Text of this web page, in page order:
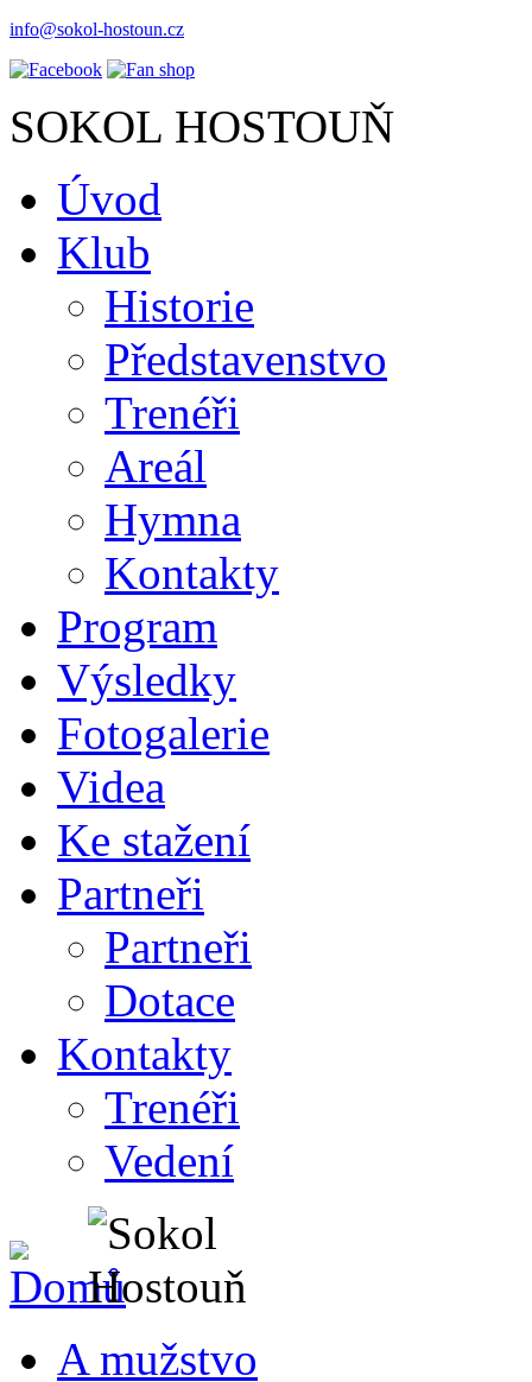
info@sokol-hostoun.cz
SOKOL HOSTOUŇ
Úvod
Klub
Historie
Představenstvo
Trenéři
Areál
Hymna
Kontakty
Program
Výsledky
Fotogalerie
Videa
Ke stažení
Partneři
Partneři
Dotace
Kontakty
Trenéři
Vedení
A mužstvo